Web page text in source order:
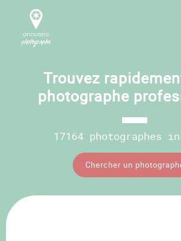
Trouvez
photographe
17164 photographes
Chercher un